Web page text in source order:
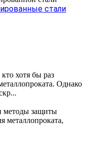
стали
хотя бы раз
Однако
методы защиты
металлопроката,